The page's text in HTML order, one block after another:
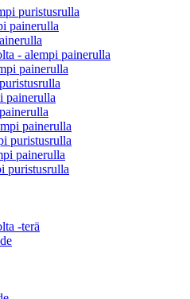
puristusrulla
painerulla
- alempi painerulla
painerulla
painerulla
painerulla
puristusrulla
painerulla
puristusrulla
-terä